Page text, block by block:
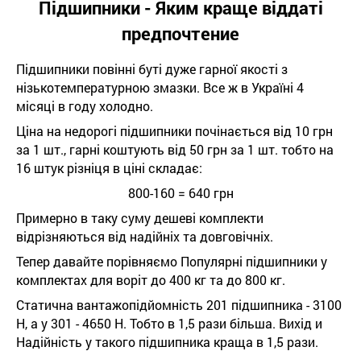
Підшипники - Яким краще віддаті
предпочтение
Підшипники повінні буті дуже гарної якості з
нізькотемпературною змазки. Все ж в Україні 4
місяці в году холодно.
Ціна на недорогі підшипники почінається від 10 грн
за 1 шт., гарні коштують від 50 грн за 1 шт. тобто на
16 штук різніця в ціні складає:
800-160 = 640 грн
Примерно в таку суму дешеві комплекти
відрізняються від надійніх та довговічніх.
Тепер давайте порівняємо Популярні підшипники у
комплектах для воріт до 400 кг та до 800 кг.
Статична вантажопідйомність 201 підшипника - 3100
Н, а у 301 - 4650 Н. Тобто в 1,5 рази більша. Вихід и
Надійність у такого підшипника краща в 1,5 рази.